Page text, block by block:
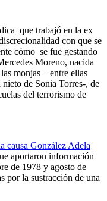
que trabajó en la ex
con que se
cómo se fue gestando
Moreno, nacida
monjas – entre ellas
de Sonia Torres-, de
del terrorismo de
causa González Adela
aportaron información
de 1978 y agosto de
por la sustracción de una